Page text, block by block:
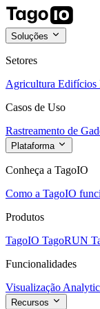
Soluções
Setores
Agricultura Edifícios
Casos de Uso
Rastreamento de
Plataforma
Conheça a TagoIO
Como a TagoIO
Produtos
TagoIO TagoRUN
Funcionalidades
Visualização
Recursos